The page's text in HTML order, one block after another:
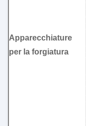
Apparecchiature
per la forgiatura